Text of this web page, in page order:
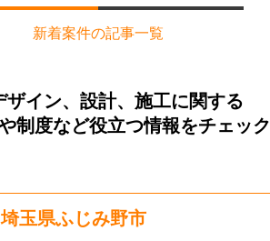
新着案件の記事一覧
ザイン、設計、施工に関する
制度など役立つ情報をチェック
玉県ふじみ野市